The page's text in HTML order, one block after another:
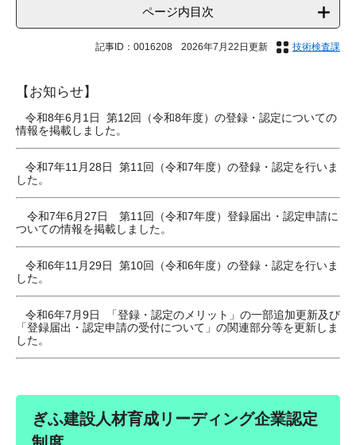
ページ内目次
記事ID：0016208 2026年7月22日更新 技術検査課
【お知らせ】
​ 令和8年6月1日 第12回（令和8年度）の登録・認定についての
情報を掲載しました。
​ 令和7年11月28日 第11回（令和7年度）の登録・認定を行いま
した。
令和7年6月27日 第11回（令和7年度）登録届出・認定申請に
ついての情報を掲載しました。
令和6年11月29日 第10回（令和6年度）の登録・認定を行いま
した。
令和6年7月9日 「登録・認定のメリット」の一部追加更新及び
「登録届出・認定申請の受付について」の関連部分等を更新しま
した。
ぎふ建設人材育成リーディング企業認定